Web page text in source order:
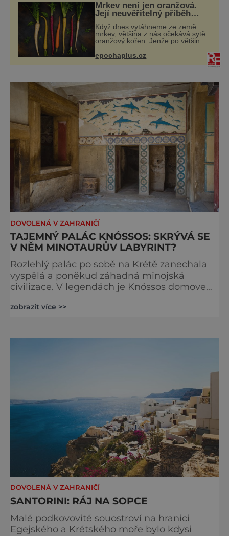
Mrkev není jen oranžová.
Její neuvěřitelný příběh
začíná fialovou barvou
Když dnes vytáhneme ze země
mrkev, většina z nás očekává sytě
oranžový kořen. Jenže po většinu
možné, jen ne oranžová. Je fialová,
epochaplus.cz
DOVOLENÁ V ZAHRANIČÍ
TAJEMNÝ PALÁC KNÓSSOS: SKRÝVÁ SE
V NĚM MINOTAURŮV LABYRINT?
Rozlehlý palác po sobě na Krétě zanechala
vyspělá a poněkud záhadná minojská
civilizace. V legendách je Knóssos domovem
pochutnává na lidských obětech. Jaká je ale
zobrazit více >>
DOVOLENÁ V ZAHRANIČÍ
SANTORINI: RÁJ NA SOPCE
Malé podkovovité souostroví na hranici
Egejského a Krétského moře bylo kdysi